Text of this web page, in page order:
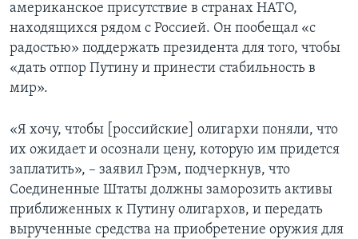
американское присутствие в странах НАТО,
находящихся рядом с Россией. Он пообещал «с
радостью» поддержать президента для того, чтобы
«дать отпор Путину и принести стабильность в
мир».
«Я хочу, чтобы [российские] олигархи поняли, что
их ожидает и осознали цену, которую им придется
заплатить», – заявил Грэм, подчеркнув, что
Соединенные Штаты должны заморозить активы
приближенных к Путину олигархов, и передать
вырученные средства на приобретение оружия для